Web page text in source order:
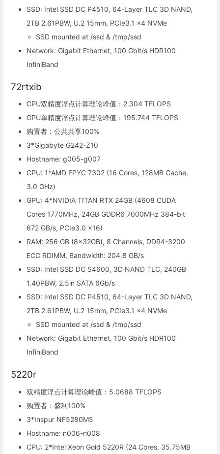
SSD: Intel SSD DC P4510, 64-Layer TLC 3D NAND,
2TB 2.61PBW, U.2 15mm, PCIe3.1 x4 NVMe
SSD mounted at /ssd & /tmp/ssd
Network: Gigabit Ethernet, 100 Gbit/s HDR100
InfiniBand
72rtxib
CPU双精度浮点计算理论峰值：2.304 TFLOPS
GPU单精度浮点计算理论峰值：195.744 TFLOPS
购置者：公共共享100%
3*Gigabyte G242-Z10
Hostname: g005-g007
CPU: 1*AMD EPYC 7302 (16 Cores, 128MB Cache,
3.0 GHz)
GPU: 4*NVIDIA TITAN RTX 24GB (4608 CUDA
Cores 1770MHz, 24GB GDDR6 7000MHz 384-bit
672 GB/s, PCIe3.0 x16)
RAM: 256 GB (8x32GB), 8 Channels, DDR4-3200
ECC RDIMM, Bandwidth: 204.8 GB/s
SSD: Intel SSD DC S4600, 3D NAND TLC, 240GB
1.40PBW, 2.5in SATA 6Gb/s
SSD: Intel SSD DC P4510, 64-Layer TLC 3D NAND,
2TB 2.61PBW, U.2 15mm, PCIe3.1 x4 NVMe
SSD mounted at /ssd & /tmp/ssd
Network: Gigabit Ethernet, 100 Gbit/s HDR100
InfiniBand
5220r
双精度浮点计算理论峰值：5.0688 TFLOPS
购置者：盛利100%
3*Inspur NF5280M5
Hostname: n006-n008
CPU: 2*Intel Xeon Gold 5220R (24 Cores, 35.75MB